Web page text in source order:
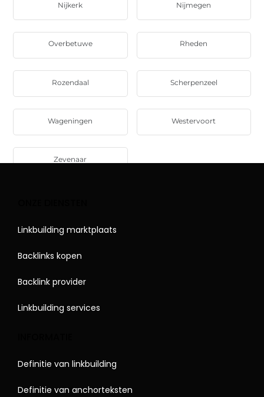
Nijkerk Nijmegen
Overbetuwe Rheden
Rozendaal Scherpenzeel
Wageningen Westervoort
Zevenaar
Linkbuilding marktplaats
Backlinks kopen
Backlink provider
Linkbuilding services
Definitie van linkbuilding
Definitie van anchorteksten